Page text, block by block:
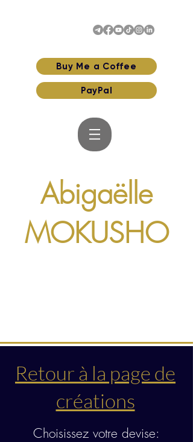
Buy Me a Coffee
PayPal
Abigaëlle
MOKUSHO
Retour à la page de
créations
Choisissez votre devise: